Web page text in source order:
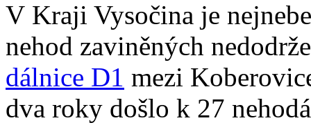
V Kraji Vysočina je
nehod zaviněných
dálnice D1 mezi
dva roky došlo k 27